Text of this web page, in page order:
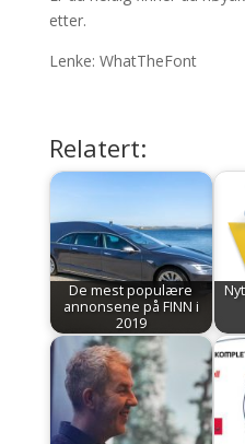
etter.
Lenke: WhatTheFont
Relatert:
De mest populære
annonsene på FINN i
2019